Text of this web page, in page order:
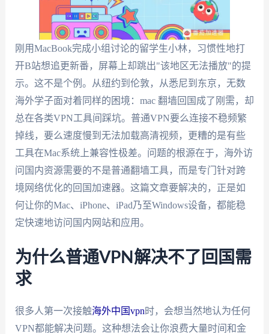
刚用MacBook完成小组讨论的留学生小林，习惯性地打
开B站想追更新番，屏幕上却跳出"该地区无法播放"的提
示。这不是个例。从纽约到伦敦，从悉尼到东京，无数
海外学子面对着同样的困境：mac 翻墙回国成了刚需，却
总在各类VPN工具间踩坑。普通VPN要么连接不稳频繁
掉线，要么速度慢到无法加载高清视频，更糟的是有些
工具在Mac系统上兼容性极差。问题的根源在于，海外访
问国内资源需要的不是普通翻墙工具，而是专门针对跨
境网络优化的回国加速器。这篇文章要解决的，正是如
何让你的Mac、iPhone、iPad乃至Windows设备，都能稳
定快速地访问国内网站和应用。
为什么普通VPN解决不了回国需
求
很多人第一次接触海外中国vpn时，会想当然地认为任何
VPN都能解决问题。这种想法会让你浪费大量时间和金